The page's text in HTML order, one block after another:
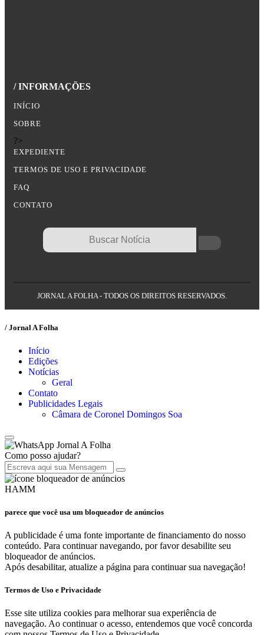
/ INFORMAÇÕES
INÍCIO
SOBRE
?>
EXPEDIENTE
TERMOS DE USO E PRIVACIDADE
FAQ
CONTATO
JORNAL A FOLHA - TODOS OS DIREITOS RESERVADOS.
/ Jornal A Folha
Início
Edições
Notícias
Geral
Contato
Publicidades Legais
Câmara de Coronel Domingos Soa
Jornal A Folha
Como posso ajudar?
HAMM
parece que você usa um bloqueador de anúncios
A publicidade é uma fonte importante de financiamento do nosso
conteúdo. Para continuar navegando, por favor desabilite seu
bloqueador de anúncios.
Após desabilitar, atualize a página para continuar sua navegação!
Termos de Uso e Privacidade
Esse site utiliza cookies para melhorar sua experiência de
navegação. Ao continuar o acesso, entendemos que você concorda